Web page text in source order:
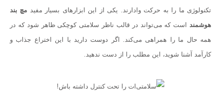
تکنولوژی ما را به حرکت وادارند. یکی از این ابزارهای بسیار مفید مچ بند
هوشمند است که می‌تواند در قالب ناظر سلامتی کوچکی ظاهر شود که در
همه حال ما را همراهی می‌کند. اگر دوست دارید با این اختراع جذاب و
کارآمد آشنا شوید، این مطلب را از دست ندهید.